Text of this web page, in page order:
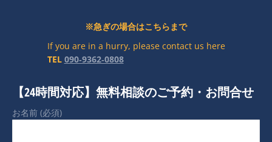
※急ぎの場合はこちらまで
If you are in a hurry, please contact us here
TEL 090‐9362‐0808
【24時間対応】無料相談のご予約・お問合せ
お名前 (必須)